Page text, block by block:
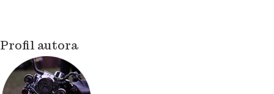
Profil autora